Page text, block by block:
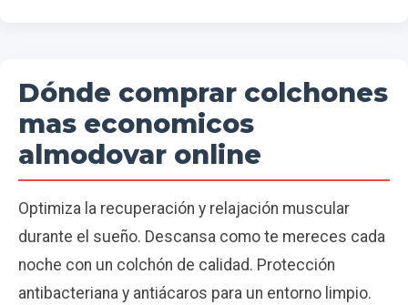
Dónde comprar colchones
mas economicos
almodovar online
Optimiza la recuperación y relajación muscular
durante el sueño. Descansa como te mereces cada
noche con un colchón de calidad. Protección
antibacteriana y antiácaros para un entorno limpio.